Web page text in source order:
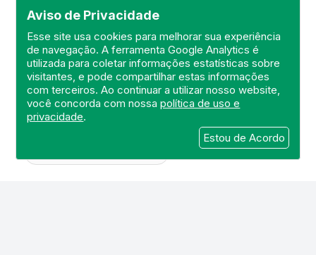
Aviso de Privacidade
Esse site usa cookies para melhorar sua experiência
de navegação. A ferramenta Google Analytics é
utilizada para coletar informações estatísticas sobre
visitantes, e pode compartilhar estas informações
com terceiros. Ao continuar a utilizar nosso website,
você concorda com nossapolítica de uso e
privacidade.
Estou de Acordo
Visita de Fiscalização na Unidade
de Pronto Atendimento - UPA 24
horas Rio das Ostras
DEFIS
14 de Janeiro de 2021
FISCALIZAÇÃO
RIO DAS OSTRAS
UNIDADE DE PRONTO ATENDIMENTO